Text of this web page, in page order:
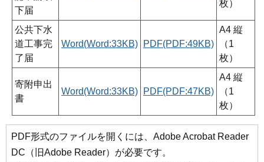
下届
枚）
公共下水
道工事完
了届
Word(Word:33KB) PDF(PDF:49KB)
A4 縦
（1
枚）
寄附申出
書
Word(Word:33KB) PDF(PDF:47KB)
A4 縦
（1
枚）
PDF形式のファイルを開くには、Adobe Acrobat Reader
DC（旧Adobe Reader）が必要です。